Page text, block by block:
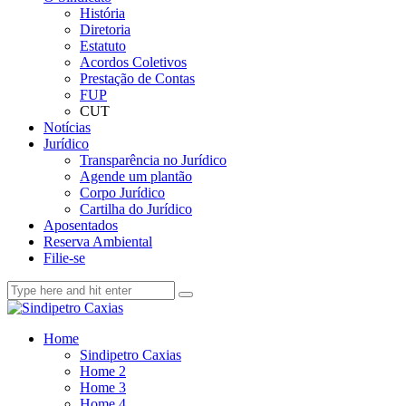
História
Diretoria
Estatuto
Acordos Coletivos
Prestação de Contas
FUP
CUT
Notícias
Jurídico
Transparência no Jurídico
Agende um plantão
Corpo Jurídico
Cartilha do Jurídico
Aposentados
Reserva Ambiental
Filie-se
Home
Sindipetro Caxias
Home 2
Home 3